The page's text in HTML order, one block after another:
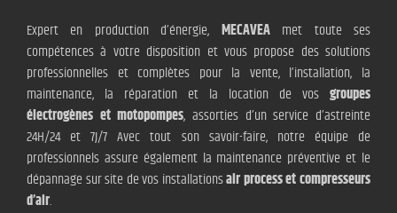
Expert en production d’énergie, MECAVEAmet toute ses
compétences à votre disposition et vous propose des solutions
professionnelles et complètes pour la vente, l’installation, la
maintenance, la réparation et la location de vos groupes
électrogènes et motopompes, assorties d’un service d’astreinte
24H/24 et 7J/7 Avec tout son savoir-faire, notre équipe de
professionnels assure également la maintenance préventive et le
dépannage sur site de vos installationsair process et compresseurs
d’air.